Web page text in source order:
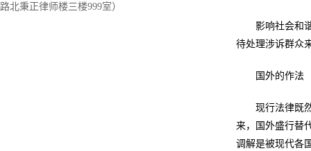
路北秉正律师楼三楼999室）
影响社会和
待处理涉诉群众
国外的作法
现行法律既
来，国外盛行替
调解是被现代各